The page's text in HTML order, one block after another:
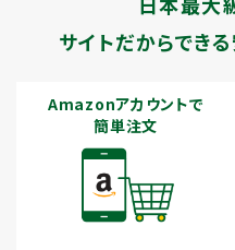
サイトだからでき
Amazonアカウントで
簡単注文